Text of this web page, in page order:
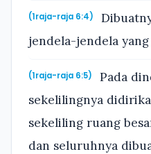
(1raja-raja 6:4)
jendela-jendela
(1raja-raja 6:5)
Pada
sekelilingnya
sekeliling ruang
dan seluruhnya